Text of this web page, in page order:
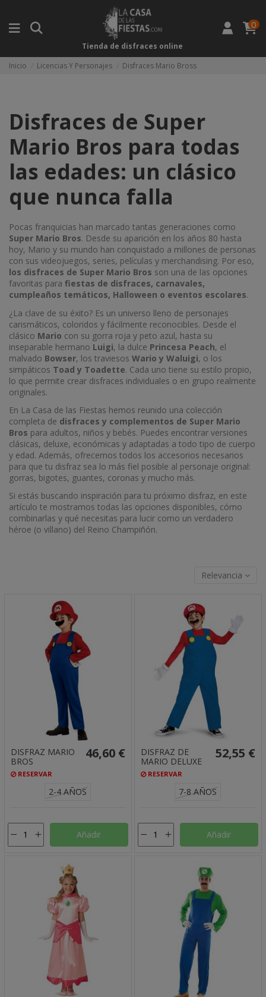
Tienda de disfraces online
0
Inicio Licencias Y Personajes Disfraces Mario Bross
Disfraces de Super
Mario Bros para todas
las edades: un clásico
que nunca falla
Pocas franquicias han marcado tantas generaciones como
Super Mario Bros. Desde su aparición en los años 80 hasta
hoy, Mario y su mundo han conquistado a millones de personas
con sus videojuegos, series, películas y merchandising. Por eso,
los disfraces de Super Mario Bros son una de las opciones
favoritas para fiestas de disfraces, carnavales,
cumpleaños temáticos, Halloween o eventos escolares.
¿La clave de su éxito? Es un universo lleno de personajes
carismáticos, coloridos y fácilmente reconocibles. Desde el
clásico Mario con su gorra roja y peto azul, hasta su
inseparable hermano Luigi, la dulce Princesa Peach, el
malvado Bowser, los traviesos Wario y Waluigi, o los
simpáticos Toad y Toadette. Cada uno tiene su estilo propio,
lo que permite crear disfraces individuales o en grupo realmente
originales.
En La Casa de las Fiestas hemos reunido una colección
completa de disfraces y complementos de Super Mario
Bros para adultos, niños y bebés. Puedes encontrar versiones
clásicas, deluxe, económicas y adaptadas a todo tipo de cuerpo
y edad. Además, ofrecemos todos los accesorios necesarios
para que tu disfraz sea lo más fiel posible al personaje original:
gorras, bigotes, guantes, coronas y mucho más.
Si estás buscando inspiración para tu próximo disfraz, en este
artículo te mostramos todas las opciones disponibles, cómo
combinarlas y qué necesitas para lucir como un verdadero
héroe (o villano) del Reino Champiñón.
Relevancia
DISFRAZ MARIO
BROS
RESERVAR
46,60 €
2-4 AÑOS
Añadir
DISFRAZ DE
MARIO DELUXE
RESERVAR
52,55 €
7-8 AÑOS
Añadir